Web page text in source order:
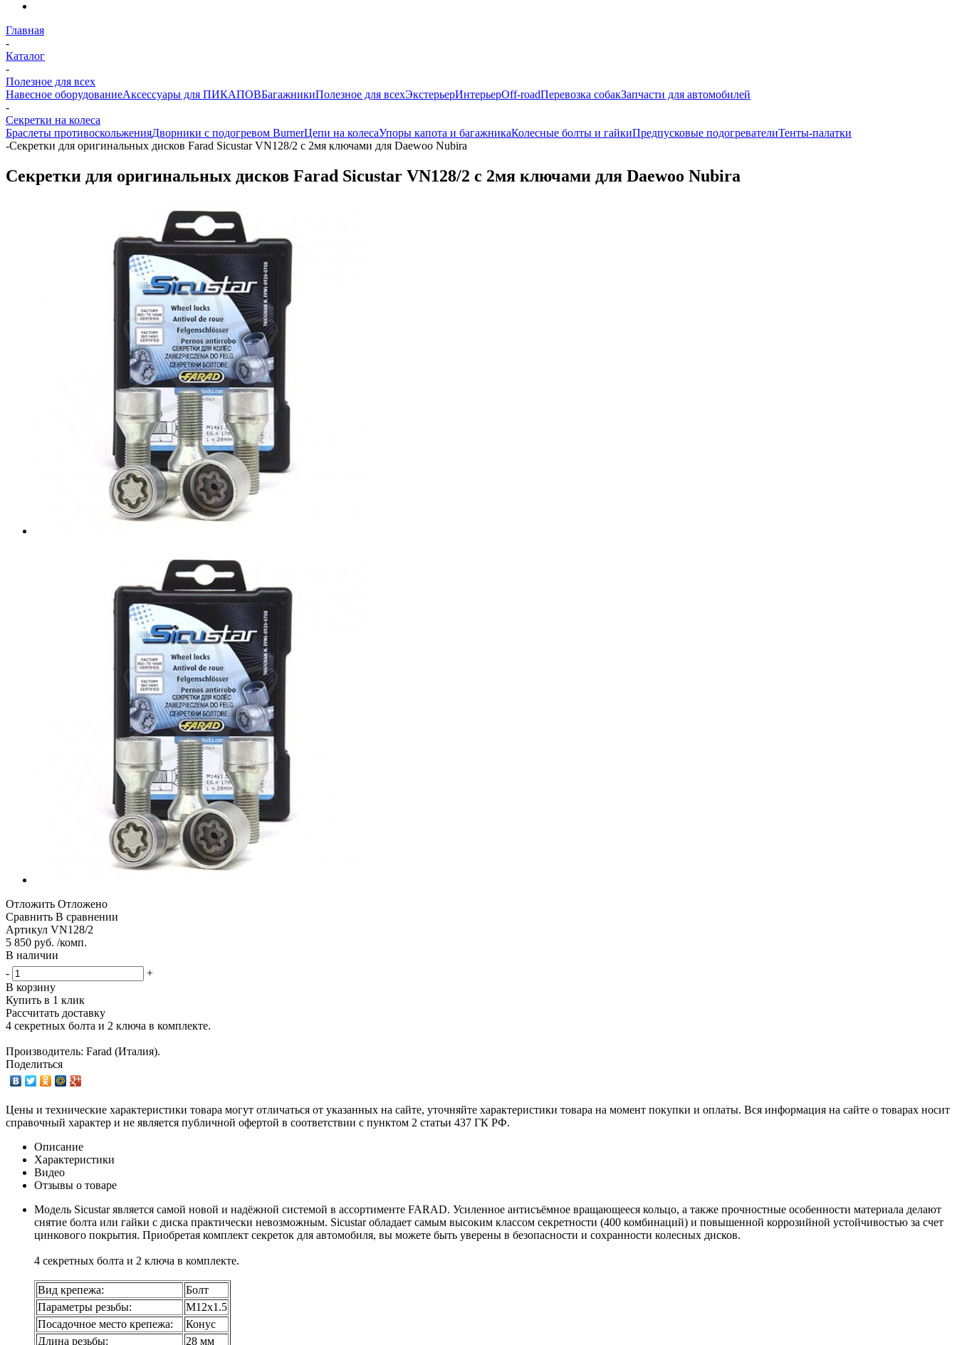
Главная
-
Каталог
-
Полезное для всех
Навесное оборудованиеАксессуары для ПИКАПОВБагажникиПолезное для всехЭкстерьерИнтерьерOff-roadПеревозка собакЗапчасти для автомобилей
-
Секретки на колеса
Браслеты противоскольженияДворники с подогревом BurnerЦепи на колесаУпоры капота и багажникаКолесные болты и гайкиПредпусковые подогревателиТенты-палатки
-Секретки для оригинальных дисков Farad Sicustar VN128/2 с 2мя ключами для Daewoo Nubira
Секретки для оригинальных дисков Farad Sicustar VN128/2 с 2мя ключами для Daewoo Nubira
Отложить Отложено
Сравнить В сравнении
Артикул VN128/2
5 850 руб. /комп.
В наличии
-
+
В корзину
Купить в 1 клик
Рассчитать доставку
4 секретных болта и 2 ключа в комплекте.
Производитель: Farad (Италия).
Поделиться
Цены и технические характеристики товара могут отличаться от указанных на сайте, уточняйте характеристики товара на момент покупки и оплаты. Вся информация на сайте о товарах носит
справочный характер и не является публичной офертой в соответствии с пунктом 2 статьи 437 ГК РФ.
Описание
Характеристики
Видео
Отзывы о товаре
Модель Sicustar является самой новой и надёжной системой в ассортименте FARAD. Усиленное антисъёмное вращающееся кольцо, а также прочностные особенности материала делают
снятие болта или гайки с диска практически невозможным. Sicustar обладает самым высоким классом секретности (400 комбинаций) и повышенной коррозийной устойчивостью за счет
цинкового покрытия. Приобретая комплект секреток для автомобиля, вы можете быть уверены в безопасности и сохранности колесных дисков.
4 секретных болта и 2 ключа в комплекте.
Вид крепежа:
Болт
Параметры резьбы:
М12х1.5
Посадочное место крепежа:
Конус
Длина резьбы:
28 мм